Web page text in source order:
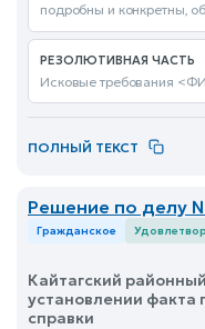
подробны и конкретны,
РЕЗОЛЮТИВНАЯ ЧАСТЬ
Исковые требования
ПОЛНЫЙ ТЕКСТ
Решение по делу
Гражданское
Кайтагский
установлении
справки